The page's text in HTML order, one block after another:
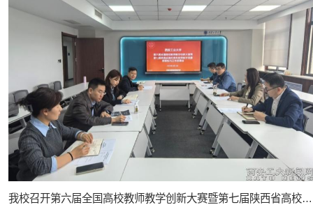
我校召开第六届全国高校教师教学创新大赛暨第七届陕西省高校青年教师教学竞赛赛前部署会